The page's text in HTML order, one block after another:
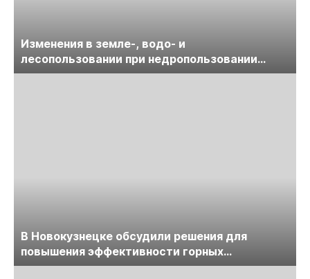
Изменения в земле-, водо- и
лесопользовании при недропользовании
обсудят на семинаре «ПравоТЭК»
В Новокузнецке обсудили решения для
повышения эффективности горных
предприятий